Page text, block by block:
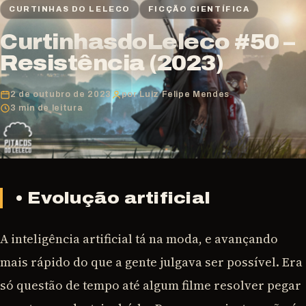
CURTINHAS DO LELECO FICÇÃO CIENTÍFICA
CurtinhasdoLeleco #50 –
Resistência (2023)
2 de outubro de 2023
por Luiz Felipe Mendes
3 min de leitura
• Evolução artificial
A inteligência artificial tá na moda, e avançando
mais rápido do que a gente julgava ser possível. Era
só questão de tempo até algum filme resolver pegar